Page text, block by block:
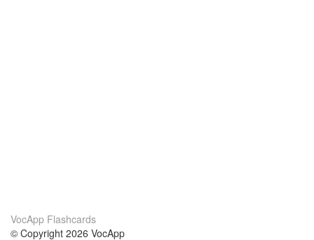
VocApp Flashcards
© Copyright 2026 VocApp